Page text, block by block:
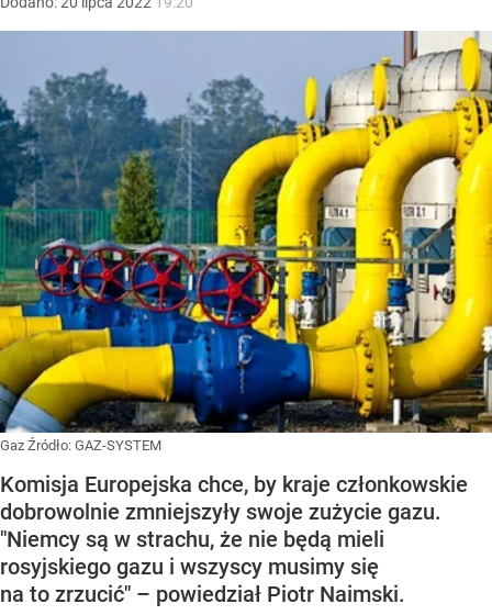
Gaz Źródło: GAZ-SYSTEM
Komisja Europejska chce, by kraje członkowskie
dobrowolnie zmniejszyły swoje zużycie gazu.
"Niemcy są w strachu, że nie będą mieli
rosyjskiego gazu i wszyscy musimy się
na to zrzucić" – powiedział Piotr Naimski.